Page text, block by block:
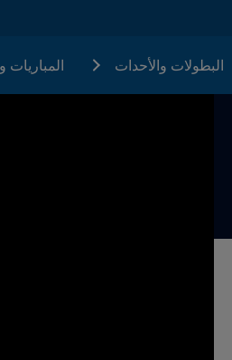
البطولات والأحدات المباريات